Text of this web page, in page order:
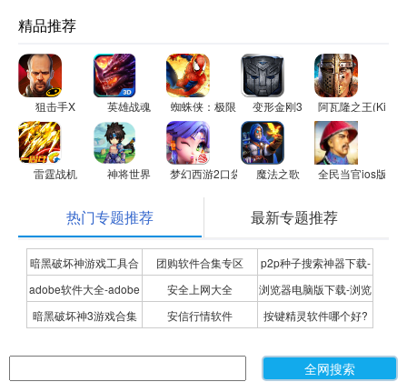
精品推荐
狙击手X 英雄战魂 蜘蛛侠：极限 变形金刚3 阿瓦隆之王(King
雷霆战机 神将世界 梦幻西游2口袋版 魔法之歌 全民当官ios版
热门专题推荐 最新专题推荐
暗黑破坏神游戏工具合
集
团购软件合集专区
p2p种子搜索神器下载-
P2P种子搜索神器专题
adobe软件大全-adobe
全系列软件下载-adobe
安全上网大全
浏览器电脑版下载-浏览
器下载合集
暗黑破坏神3游戏合集 安信行情软件
按键精灵软件哪个好?